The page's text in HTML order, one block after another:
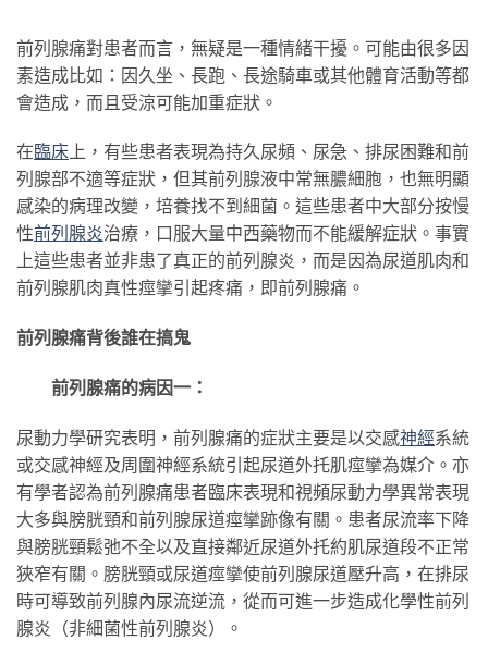
前列腺痛對患者而言，無疑是一種情緒干擾。可能由很多因
素造成比如：因久坐、長跑、長途騎車或其他體育活動等都
會造成，而且受涼可能加重症狀。
在臨床 上，有些患者表現為持久尿頻、尿急、排尿困難和前
列腺部不適等症狀，但其前列腺液中常無膿細胞，也無明顯
感染的病理改變，培養找不到細菌。這些患者中大部分按慢
性前列腺炎治療，口服大量中西藥物而不能緩解症狀。事實
上這些患者並非患了真正的前列腺炎，而是因為尿道肌肉和
前列腺肌肉真性痙攣引起疼痛，即前列腺痛。
前列腺痛背後誰在搞鬼
前列腺痛的病因一：
尿動力學研究表明，前列腺痛的症狀主要是以交感神經系統
或交感神經及周圍神經系統引起尿道外托肌痙攣為媒介。亦
有學者認為前列腺痛患者臨床表現和視頻尿動力學異常表現
大多與膀胱頸和前列腺尿道痙攣跡像有關。患者尿流率下降
與膀胱頸鬆弛不全以及直接鄰近尿道外托約肌尿道段不正常
狹窄有關。膀胱頸或尿道痙攣使前列腺尿道壓升高，在排尿
時可導致前列腺內尿流逆流，從而可進一步造成化學性前列
腺炎（非細菌性前列腺炎）。